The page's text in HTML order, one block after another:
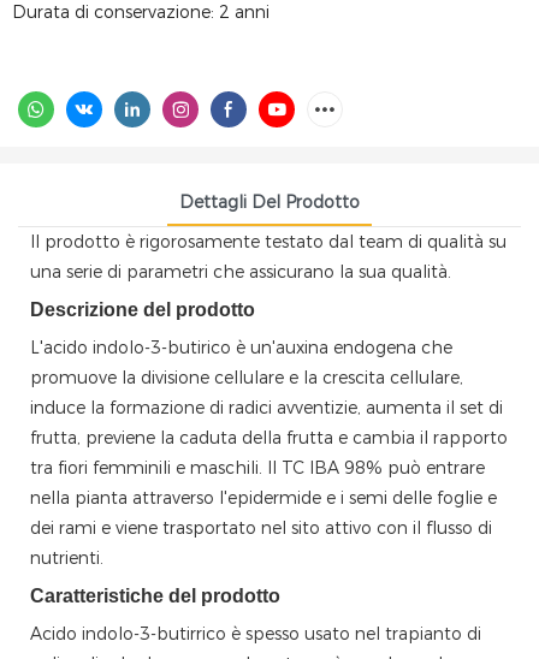
Durata di conservazione: 2 anni
Dettagli Del Prodotto
Il prodotto è rigorosamente testato dal team di qualità su
una serie di parametri che assicurano la sua qualità.
Descrizione del prodotto
L'acido indolo-3-butirico è un'auxina endogena che
promuove la divisione cellulare e la crescita cellulare,
induce la formazione di radici avventizie, aumenta il set di
frutta, previene la caduta della frutta e cambia il rapporto
tra fiori femminili e maschili. Il TC IBA 98% può entrare
nella pianta attraverso l'epidermide e i semi delle foglie e
dei rami e viene trasportato nel sito attivo con il flusso di
nutrienti.
Caratteristiche del prodotto
Acido indolo-3-butirrico è spesso usato nel trapianto di